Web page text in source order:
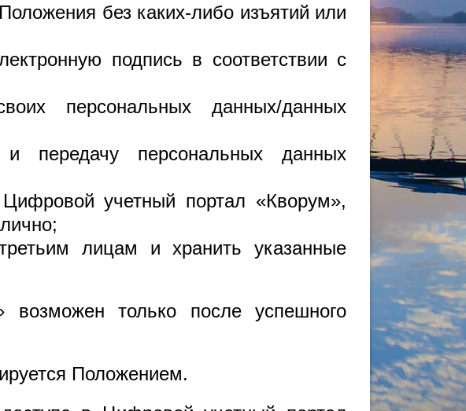
без каких-либо изъятий или
подпись в соответствии с
персональных данных/данных
передачу персональных данных
учетный портал «Кворум»,
лицам и хранить указанные
только после успешного
Положением.